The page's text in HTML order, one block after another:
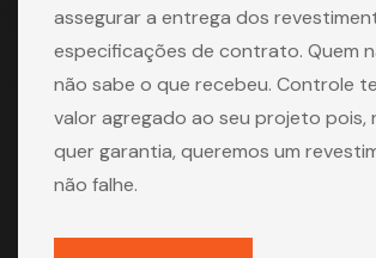
assegurar a entrega dos
especificações de contrato. Quem
não sabe o que recebeu. Controle
valor agregado ao seu projeto pois,
quer garantia, queremos um
não falhe.